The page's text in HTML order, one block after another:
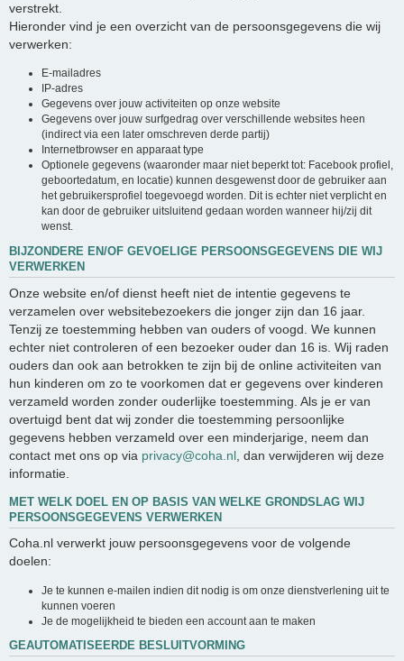
verstrekt.
Hieronder vind je een overzicht van de persoonsgegevens die wij
verwerken:
E-mailadres
IP-adres
Gegevens over jouw activiteiten op onze website
Gegevens over jouw surfgedrag over verschillende websites heen
(indirect via een later omschreven derde partij)
Internetbrowser en apparaat type
Optionele gegevens (waaronder maar niet beperkt tot: Facebook profiel,
geboortedatum, en locatie) kunnen desgewenst door de gebruiker aan
het gebruikersprofiel toegevoegd worden. Dit is echter niet verplicht en
kan door de gebruiker uitsluitend gedaan worden wanneer hij/zij dit
wenst.
BIJZONDERE EN/OF GEVOELIGE PERSOONSGEGEVENS DIE WIJ
VERWERKEN
Onze website en/of dienst heeft niet de intentie gegevens te
verzamelen over websitebezoekers die jonger zijn dan 16 jaar.
Tenzij ze toestemming hebben van ouders of voogd. We kunnen
echter niet controleren of een bezoeker ouder dan 16 is. Wij raden
ouders dan ook aan betrokken te zijn bij de online activiteiten van
hun kinderen om zo te voorkomen dat er gegevens over kinderen
verzameld worden zonder ouderlijke toestemming. Als je er van
overtuigd bent dat wij zonder die toestemming persoonlijke
gegevens hebben verzameld over een minderjarige, neem dan
contact met ons op via privacy@coha.nl , dan verwijderen wij deze
informatie.
MET WELK DOEL EN OP BASIS VAN WELKE GRONDSLAG WIJ
PERSOONSGEGEVENS VERWERKEN
Coha.nl verwerkt jouw persoonsgegevens voor de volgende
doelen:
Je te kunnen e-mailen indien dit nodig is om onze dienstverlening uit te
kunnen voeren
Je de mogelijkheid te bieden een account aan te maken
GEAUTOMATISEERDE BESLUITVORMING